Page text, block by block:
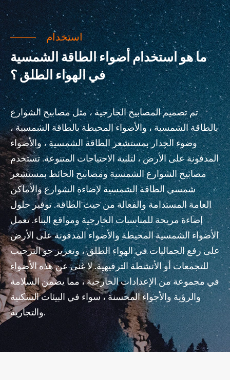
استخدام
ما هو استخدام أضواء الطاقة الشمسية
في الهواء الطلق ؟
تم تصميم المصابيح الخارجية ، مثل مصابيح الشوارع
بالطاقة الشمسية ، والأضواء المحيطة بالطاقة الشمسية ،
وضوء الجدار بمستشعر الطاقة الشمسية ، والأضواء
المدفونة على الأرض ، لتلبية الاحتياجات المتنوعة. تستخدم
مصابيح الشوارع الشمسية ومصابيح الحائط بمستشعر
شمسي الطاقة الشمسية لإضاءة الشوارع والأماكن
العامة المستدامة والفعالة من حيث الطاقة. توفير حلول
إضاءة مريحة للمناسبات الخارجية ومواقع البناء. تعمل
الأضواء الشمسية المحيطة والأضواء المدفونة على الأرض
على رفع الجماليات في الهواء الطلق ، وتعزيز جو الترحيب
للتجمعات أو الأنشطة الترفيهية. لا غنى عن هذه الأضواء
في مجموعة من الإعدادات الخارجية ، مما يضمن السلامة
والرؤية والأجواء المحسنة ، سواء في البيئات السكنية
والتجارية.